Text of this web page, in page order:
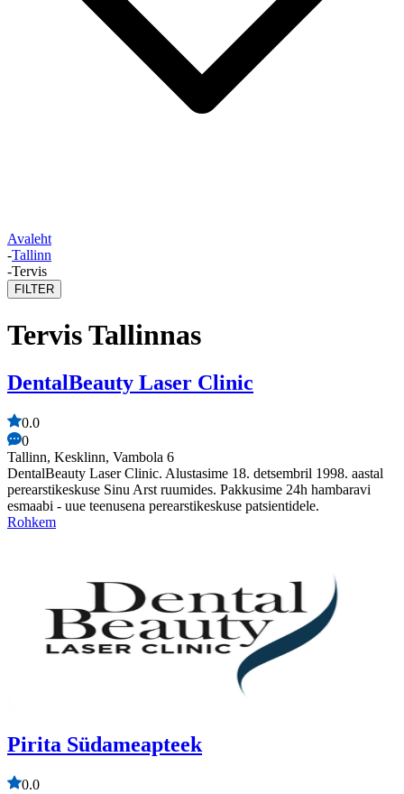
Avaleht
-Tallinn
-Tervis
FILTER
Tervis Tallinnas
DentalBeauty Laser Clinic
0.0
0
Tallinn, Kesklinn, Vambola 6
DentalBeauty Laser Clinic. Alustasime 18. detsembril 1998. aastal
perearstikeskuse Sinu Arst ruumides. Pakkusime 24h hambaravi
esmaabi - uue teenusena perearstikeskuse patsientidele.
Rohkem
Pirita Südameapteek
0.0